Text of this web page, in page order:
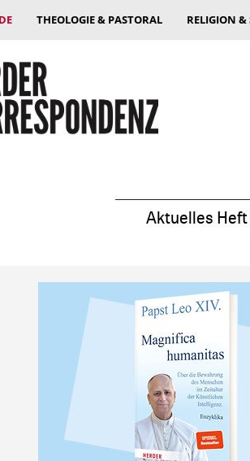
THEOLOGIE & PASTORAL RELIGION
Aktuelles Heft